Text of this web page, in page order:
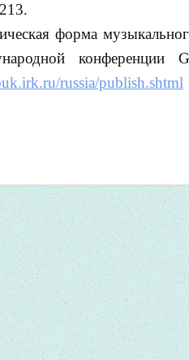
форма
конференции
russia/publish.shtml